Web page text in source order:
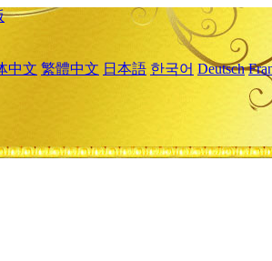
中文 繁體中文 日本語 한국어 Deutsch